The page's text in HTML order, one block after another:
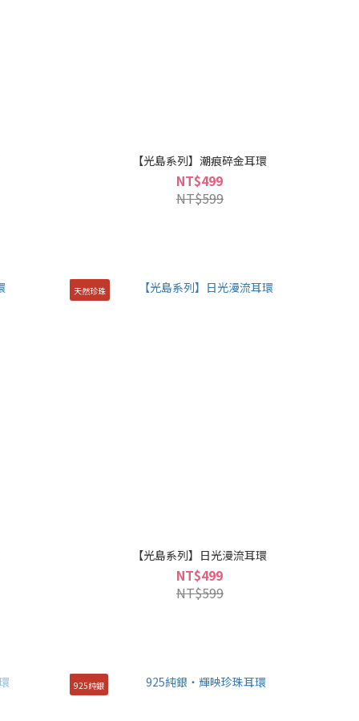
【光島系列】潮痕碎金耳環
NT$499
NT$599
天然珍珠
【光島系列】日光漫流耳環
NT$499
NT$599
925純銀